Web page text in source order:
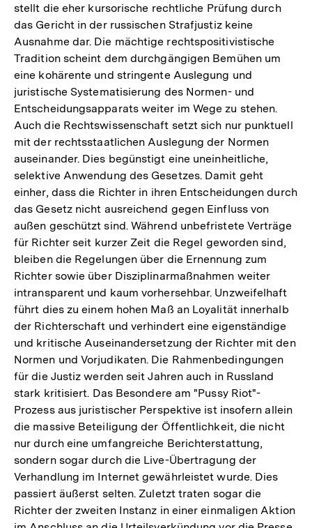
stellt die eher kursorische rechtliche Prüfung durch
das Gericht in der russischen Strafjustiz keine
Ausnahme dar. Die mächtige rechtspositivistische
Tradition scheint dem durchgängigen Bemühen um
eine kohärente und stringente Auslegung und
juristische Systematisierung des Normen- und
Entscheidungsapparats weiter im Wege zu stehen.
Auch die Rechtswissenschaft setzt sich nur punktuell
mit der rechtsstaatlichen Auslegung der Normen
auseinander. Dies begünstigt eine uneinheitliche,
selektive Anwendung des Gesetzes. Damit geht
einher, dass die Richter in ihren Entscheidungen durch
das Gesetz nicht ausreichend gegen Einfluss von
außen geschützt sind. Während unbefristete Verträge
für Richter seit kurzer Zeit die Regel geworden sind,
bleiben die Regelungen über die Ernennung zum
Richter sowie über Disziplinarmaßnahmen weiter
intransparent und kaum vorhersehbar. Unzweifelhaft
führt dies zu einem hohen Maß an Loyalität innerhalb
der Richterschaft und verhindert eine eigenständige
und kritische Auseinandersetzung der Richter mit den
Normen und Vorjudikaten. Die Rahmenbedingungen
für die Justiz werden seit Jahren auch in Russland
stark kritisiert. Das Besondere am "Pussy Riot"-
Prozess aus juristischer Perspektive ist insofern allein
die massive Beteiligung der Öffentlichkeit, die nicht
nur durch eine umfangreiche Berichterstattung,
sondern sogar durch die Live-Übertragung der
Verhandlung im Internet gewährleistet wurde. Dies
passiert äußerst selten. Zuletzt traten sogar die
Richter der zweiten Instanz in einer einmaligen Aktion